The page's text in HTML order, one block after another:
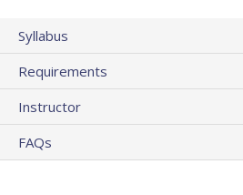
Syllabus
Requirements
Instructor
FAQs